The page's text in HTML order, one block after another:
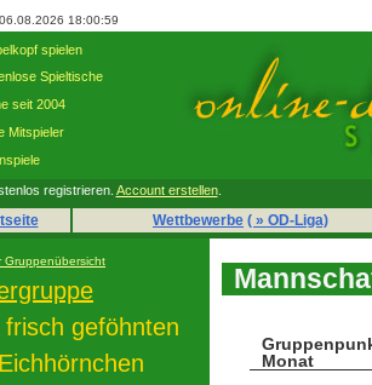
18:00:59
spielen
Spieltische
seit 2004
Mitspieler
registrieren. Account erstellen.
Wettbewerbe ( » OD-Liga)
Gruppenübersicht
frisch geföhnten
Eichhörnchen
Monat